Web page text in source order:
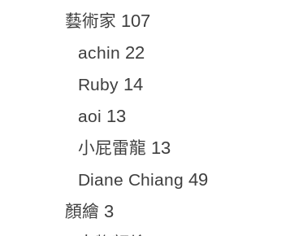
藝術家 107
achin 22
Ruby 14
aoi 13
小屁雷龍 13
Diane Chiang 49
顏繪 3